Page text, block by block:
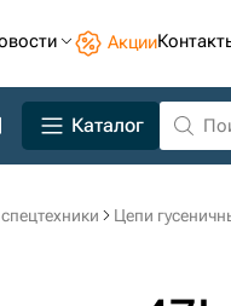
Акции
Каталог
Цепи